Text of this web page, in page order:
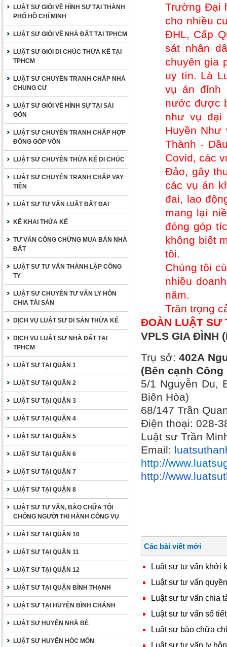
LUẬT SƯ GIỎI VỀ HÌNH SỰ TẠI THÀNH
PHỐ HỒ CHÍ MINH
LUẬT SƯ GIỎI VỀ NHÀ ĐẤT TẠI TPHCM
LUẬT SƯ GIỎI DI CHÚC THỪA KẾ TẠI
TPHCM
LUẬT SƯ CHUYÊN TRANH CHẤP NHÀ
CHUNG CƯ
LUẬT SƯ GIỎI VỀ HÌNH SỰ TẠI SÀI
GÒN
LUẬT SƯ CHUYÊN TRANH CHẤP HỢP
ĐỒNG GÓP VỐN
LUẬT SƯ CHUYÊN THỪA KẾ DI CHÚC
LUẬT SƯ CHUYÊN TRANH CHẤP VAY
TIỀN
LUẬT SƯ TƯ VẤN LUẬT ĐẤT ĐAI
KÊ KHAI THỪA KẾ
TƯ VẤN CÔNG CHỨNG MUA BÁN NHÀ
ĐẤT
LUẬT SƯ TƯ VẤN THÀNH LẬP CÔNG
TY
LUẬT SƯ CHUYÊN TƯ VẤN LY HÔN
CHIA TÀI SẢN
DỊCH VỤ LUẬT SƯ DI SẢN THỪA KẾ
DỊCH VỤ LUẬT SƯ NHÀ ĐẤT TẠI
TPHCM
LUẬT SƯ TẠI QUẬN 1
LUẬT SƯ TẠI QUẬN 2
LUẬT SƯ TẠI QUẬN 3
LUẬT SƯ TẠI QUẬN 4
LUẬT SƯ TẠI QUẬN 5
LUẬT SƯ TẠI QUẬN 6
LUẬT SƯ TẠI QUẬN 7
LUẬT SƯ TẠI QUẬN 8
LUẬT SƯ TƯ VẤN, BÀO CHỮA TỘI
CHỐNG NGƯỜI THI HÀNH CÔNG VỤ
LUẬT SƯ TẠI QUẬN 10
LUẬT SƯ TẠI QUẬN 11
LUẬT SƯ TẠI QUẬN 12
LUẬT SƯ TẠI QUẬN BÌNH THẠNH
LUẬT SƯ TẠI HUYỆN BÌNH CHÁNH
LUẬT SƯ HUYỆN NHÀ BÈ
LUẬT SƯ HUYỆN HÓC MÔN
Trường Đại
cho nhiều
ĐHL, Cấp
sát nhân
chuyên gia
uy tín. Là
vụ án đỉnh
nước được
như vụ đại
Huyền Như
Thành -
Covid, các
Đảo, gây
các vụ án
đai, lao
mang lại
đóng góp
không biết
tôi.
Chúng tôi
nhiều
năm.
Trân trọng
ĐOÀN LUẬT SƯ
VPLS GIA ĐÌNH
Trụ sở:402A
(Bên cạnh
5/1 Nguyễn Du,
Biên Hòa)
68/147 Trần
Điện thoại: 028-
Luật sư Trần
Email:
http://
http://
Các bài viết mới
Luật sư tư vấn khởi
Luật sư tư vấn
Luật sư tư vấn chia
Luật sư tư vấn sổ
Luật sư bào chữa
Luật sư tư vấn ly